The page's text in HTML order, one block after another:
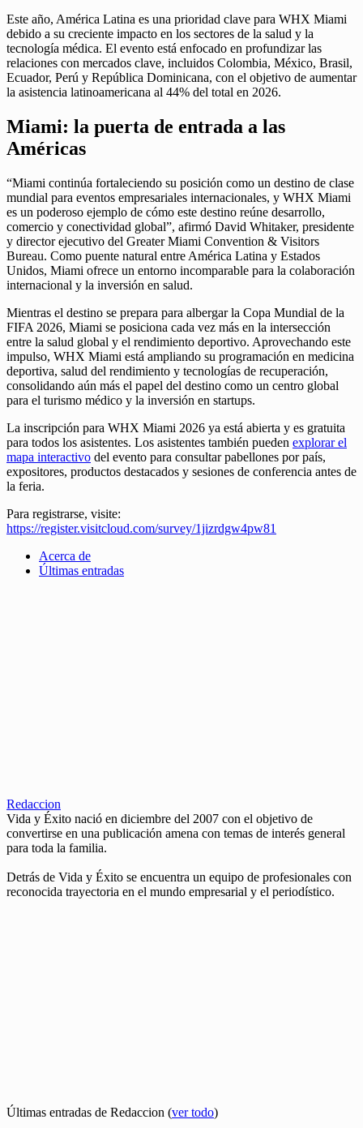
Este año, América Latina es una prioridad clave para WHX Miami
debido a su creciente impacto en los sectores de la salud y la
tecnología médica. El evento está enfocado en profundizar las
relaciones con mercados clave, incluidos Colombia, México, Brasil,
Ecuador, Perú y República Dominicana, con el objetivo de aumentar
la asistencia latinoamericana al 44% del total en 2026.
Miami: la puerta de entrada a las
Américas
“Miami continúa fortaleciendo su posición como un destino de clase
mundial para eventos empresariales internacionales, y WHX Miami
es un poderoso ejemplo de cómo este destino reúne desarrollo,
comercio y conectividad global”, afirmó David Whitaker, presidente
y director ejecutivo del Greater Miami Convention & Visitors
Bureau. Como puente natural entre América Latina y Estados
Unidos, Miami ofrece un entorno incomparable para la colaboración
internacional y la inversión en salud.
Mientras el destino se prepara para albergar la Copa Mundial de la
FIFA 2026, Miami se posiciona cada vez más en la intersección
entre la salud global y el rendimiento deportivo. Aprovechando este
impulso, WHX Miami está ampliando su programación en medicina
deportiva, salud del rendimiento y tecnologías de recuperación,
consolidando aún más el papel del destino como un centro global
para el turismo médico y la inversión en startups.
La inscripción para WHX Miami 2026 ya está abierta y es gratuita
para todos los asistentes. Los asistentes también pueden explorar el
mapa interactivo del evento para consultar pabellones por país,
expositores, productos destacados y sesiones de conferencia antes de
la feria.
Para registrarse, visite:
https://register.visitcloud.com/survey/1jizrdgw4pw81
Acerca de
Últimas entradas
Redaccion
Vida y Éxito nació en diciembre del 2007 con el objetivo de
convertirse en una publicación amena con temas de interés general
para toda la familia.
Detrás de Vida y Éxito se encuentra un equipo de profesionales con
reconocida trayectoria en el mundo empresarial y el periodístico.
Últimas entradas de Redaccion (ver todo)